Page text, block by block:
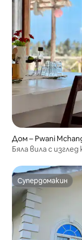
Дом – Pwani
Бяла вила с
Супердомакин
Супердомакин